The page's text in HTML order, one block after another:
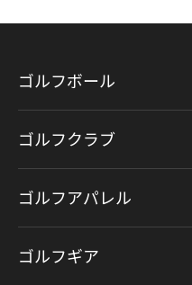
ゴルフボール
ゴルフクラブ
ゴルフアパレル
ゴルフギア